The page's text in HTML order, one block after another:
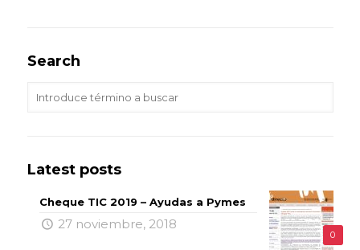
Search
Latest posts
0
Cheque TIC 2019 – Ayudas a Pymes
27 noviembre, 2018